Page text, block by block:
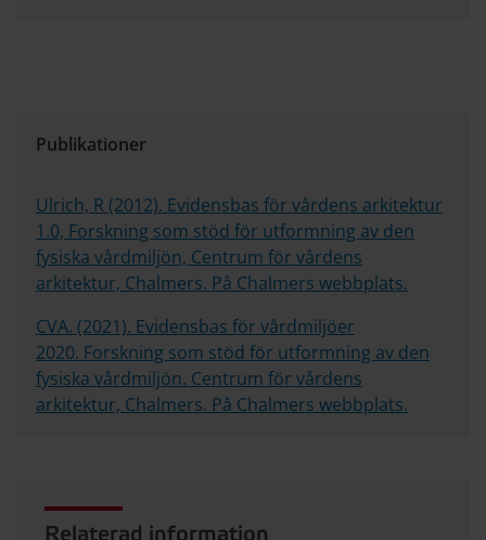
Publikationer
Ulrich, R (2012). Evidensbas för vårdens arkitektur
1.0, Forskning som stöd för utformning av den
fysiska vårdmiljön, Centrum för vårdens
arkitektur, Chalmers. På Chalmers webbplats.
CVA. (2021). Evidensbas för vårdmiljöer
2020. Forskning som stöd för utformning av den
fysiska vårdmiljön. Centrum för vårdens
arkitektur, Chalmers. På Chalmers webbplats.